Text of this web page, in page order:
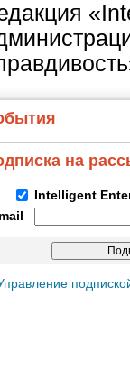
на
Intelligent